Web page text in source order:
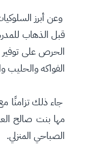
قبل الذهاب
الحرص على توفير
الفواكه والحليب
جاء ذلك تزامنًا
الصباحي المنزلي.